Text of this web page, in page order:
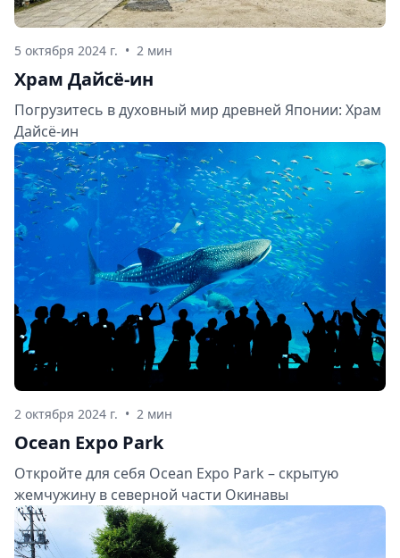
5 октября 2024 г. • 2 мин
Храм Дайсё-ин
Погрузитесь в духовный мир древней Японии: Храм
Дайсё-ин
2 октября 2024 г. • 2 мин
Ocean Expo Park
Откройте для себя Ocean Expo Park – скрытую
жемчужину в северной части Окинавы